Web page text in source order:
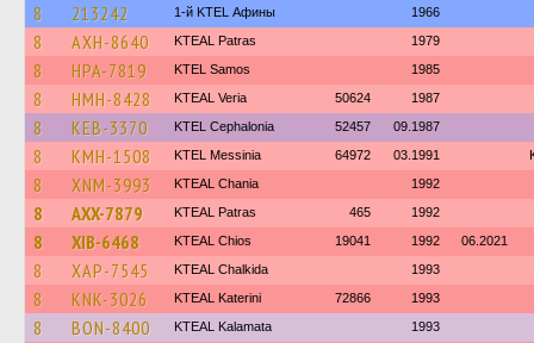
8 213242 1-й KTEL Афины 1966
8 AXH-8640 KTEAL Patras 1979
8 HPA-7819 KTEL Samos 1985
8 HMH-8428 KTEAL Veria 50624 1987
8 KEB-3370 KTEL Cephalonia 52457 09.1987
8 KMH-1508 KTEL Messinia 64972 03.1991
8 XNM-3993 KTEAL Chania 1992
8 AXX-7879 KTEAL Patras 465 1992
8 XIB-6468 KTEAL Chios 19041 1992 06.2021
8 XAP-7545 KTEAL Chalkida 1993
8 KNK-3026 KTEAL Katerini 72866 1993
8 BON-8400 KTEAL Kalamata 1993